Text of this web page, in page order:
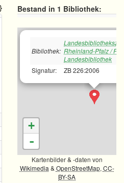
Bestand in 1 Bibliothek:
Bibliothek: Rheinland-Pfalz /
Landesbibliothek
Signatur:
ZB 226:2006
+
-
Kartenbilder & -daten von
Wikimedia & OpenStreetMap, CC-
BY-SA